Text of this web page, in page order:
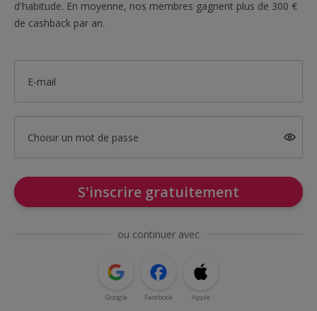
d'habitude. En moyenne, nos membres gagnent plus de 300 €
de cashback par an.
E-mail
Choisir un mot de passe
S'inscrire gratuitement
ou continuer avec
Google Facebook Apple